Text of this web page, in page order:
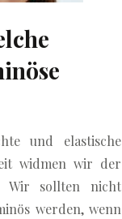
und elastische
widmen wir der
Wir sollten nicht
werden, wenn